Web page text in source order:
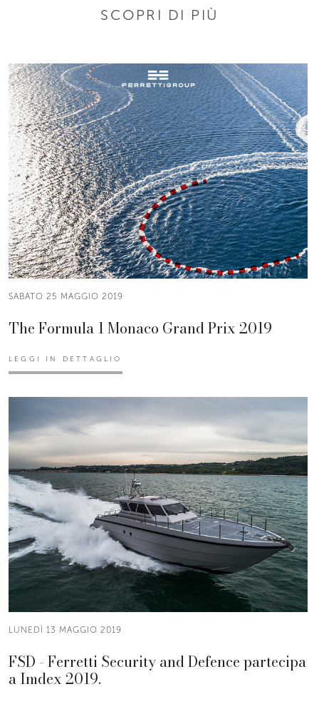
SCOPRI DI PIÙ
SABATO 25 MAGGIO 2019
The Formula 1 Monaco Grand Prix 2019
LEGGI IN DETTAGLIO
LUNEDÌ 13 MAGGIO 2019
FSD - Ferretti Security and Defence partecipa
a Imdex 2019.